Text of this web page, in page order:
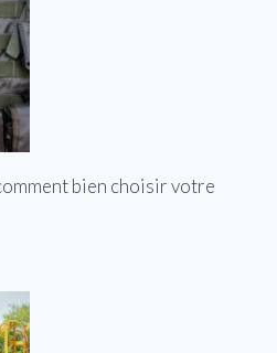
bien choisir votre